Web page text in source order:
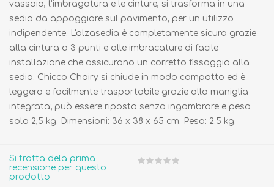
vassoio, l'imbragatura e le cinture, si trasforma in una
sedia da appoggiare sul pavimento, per un utilizzo
indipendente. L'alzasedia è completamente sicura grazie
alla cintura a 3 punti e alle imbracature di facile
installazione che assicurano un corretto fissaggio alla
sedia. Chicco Chairy si chiude in modo compatto ed è
leggero e facilmente trasportabile grazie alla maniglia
integrata; può essere riposto senza ingombrare e pesa
solo 2,5 kg. Dimensioni: 36 x 38 x 65 cm. Peso: 2.5 kg.
Si tratta dela prima
recensione per questo
prodotto